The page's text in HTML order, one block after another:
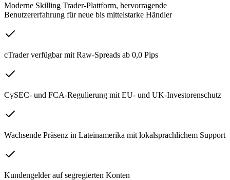
Moderne Skilling Trader-Plattform, hervorragende
Benutzererfahrung für neue bis mittelstarke Händler
cTrader verfügbar mit Raw-Spreads ab 0,0 Pips
CySEC- und FCA-Regulierung mit EU- und UK-Investorenschutz
Wachsende Präsenz in Lateinamerika mit lokalsprachlichem Support
Kundengelder auf segregierten Konten